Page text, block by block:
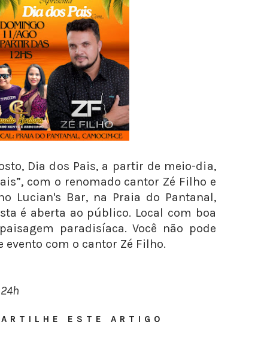
Dia dos Pais, a partir de meio-dia,
com o renomado cantor Zé Filho e
Lucian's Bar, na Praia do Pantanal,
é aberta ao público. Local com boa
paradisíaca. Você não pode
evento com o cantor Zé Filho.
ESTE ARTIGO